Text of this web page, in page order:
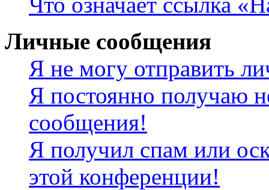
Личные сообщения
Я не могу отправить
Я постоянно получаю
сообщения!
Я получил спам или
этой конференции!